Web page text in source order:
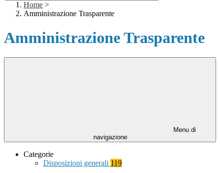
Home >
Amministrazione Trasparente
Amministrazione Trasparente
Menu di
navigazione
Categorie
Disposizioni generali 119